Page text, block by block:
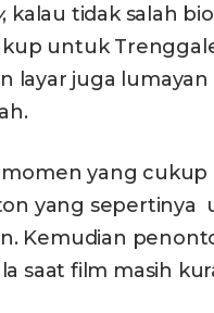
, kalau tidak salah
untuk
layar juga
momen yang
yang sepertinya
Kemudian
saat film masih